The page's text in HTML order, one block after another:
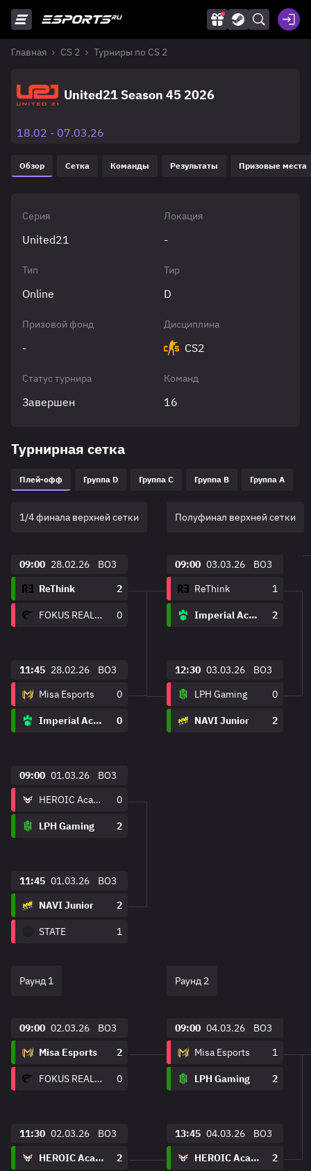
Главная CS 2 Турниры по CS 2
United21 Season 45 2026
18.02 - 07.03.26
Обзор Сетка Команды Результаты Призовые места
Серия
United21
Локация
-
Тип
Online
Тир
D
Призовой фонд
-
Дисциплина
CS2
Статус турнира
Завершен
Команд
16
Турнирная сетка
Плей-офф Группа D Группа C Группа B Группа A
1/4 финала верхней сетки
09:00 28.02.26
BO3
ReThink
2
FOKUS REALITY 0
11:45 28.02.26
BO3
Misa Esports
0
Imperial Academy 0
09:00 01.03.26
BO3
HEROIC Academy
0
LPH Gaming 2
11:45 01.03.26
BO3
NAVI Junior
2
STATE 1
Полуфинал верхней сетки
09:00 03.03.26
BO3
ReThink
1
Imperial Academy 2
12:30 03.03.26
BO3
LPH Gaming
0
NAVI Junior 2
Раунд 1
09:00 02.03.26
BO3
Misa Esports
2
FOKUS REALITY 0
11:30 02.03.26
BO3
HEROIC Academy
2
Раунд 2
09:00 04.03.26
BO3
Misa Esports
1
LPH Gaming 2
13:45 04.03.26
BO3
HEROIC Academy
2